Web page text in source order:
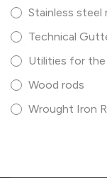
Stainless steel
Technical
Utilities for
Wood rods
Wrought Iron